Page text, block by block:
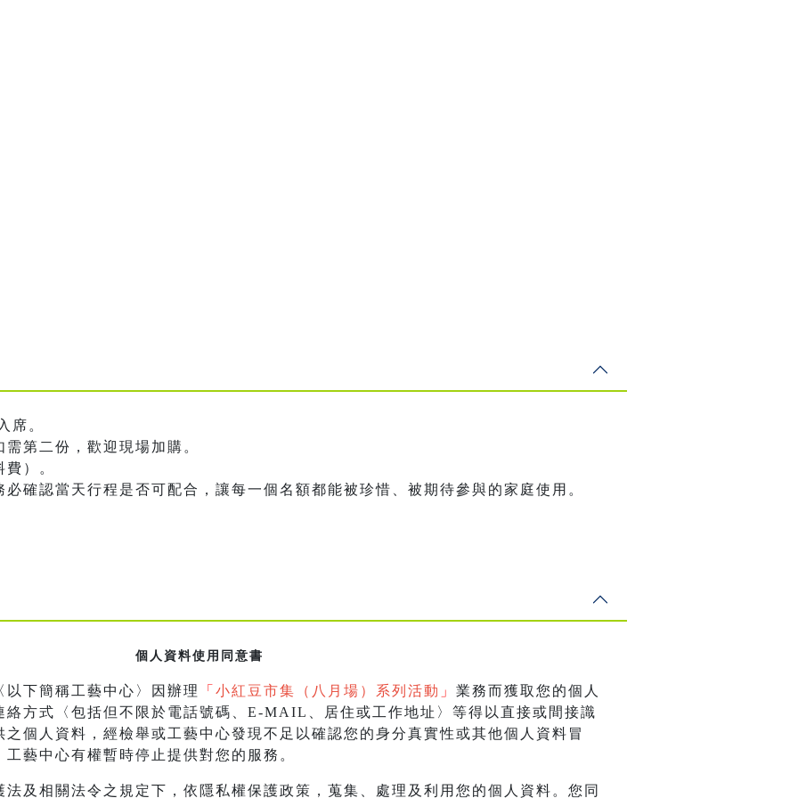
席。
第二份，歡迎現場加購。
）。
確認當天行程是否可配合，讓每一個名額都能被珍惜、被期待參與的家庭使用。
個人資料使用同意書
下簡稱工藝中心〉因辦理 「 小紅豆市集（八月場）系列活動 」 業務而獲取您的個人
絡方式〈包括但不限於電話號碼、E-MAIL、居住或工作地址〉等得以直接或間接識
個人資料，經檢舉或工藝中心發現不足以確認您的身分真實性或其他個人資料冒
藝中心有權暫時停止提供對您的服務。
及相關法令之規定下，依隱私權保護政策，蒐集、處理及利用您的個人資料。您同